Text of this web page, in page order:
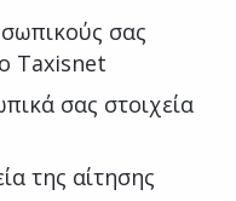
σας
Taxisnet
σας στοιχεία
της αίτησης